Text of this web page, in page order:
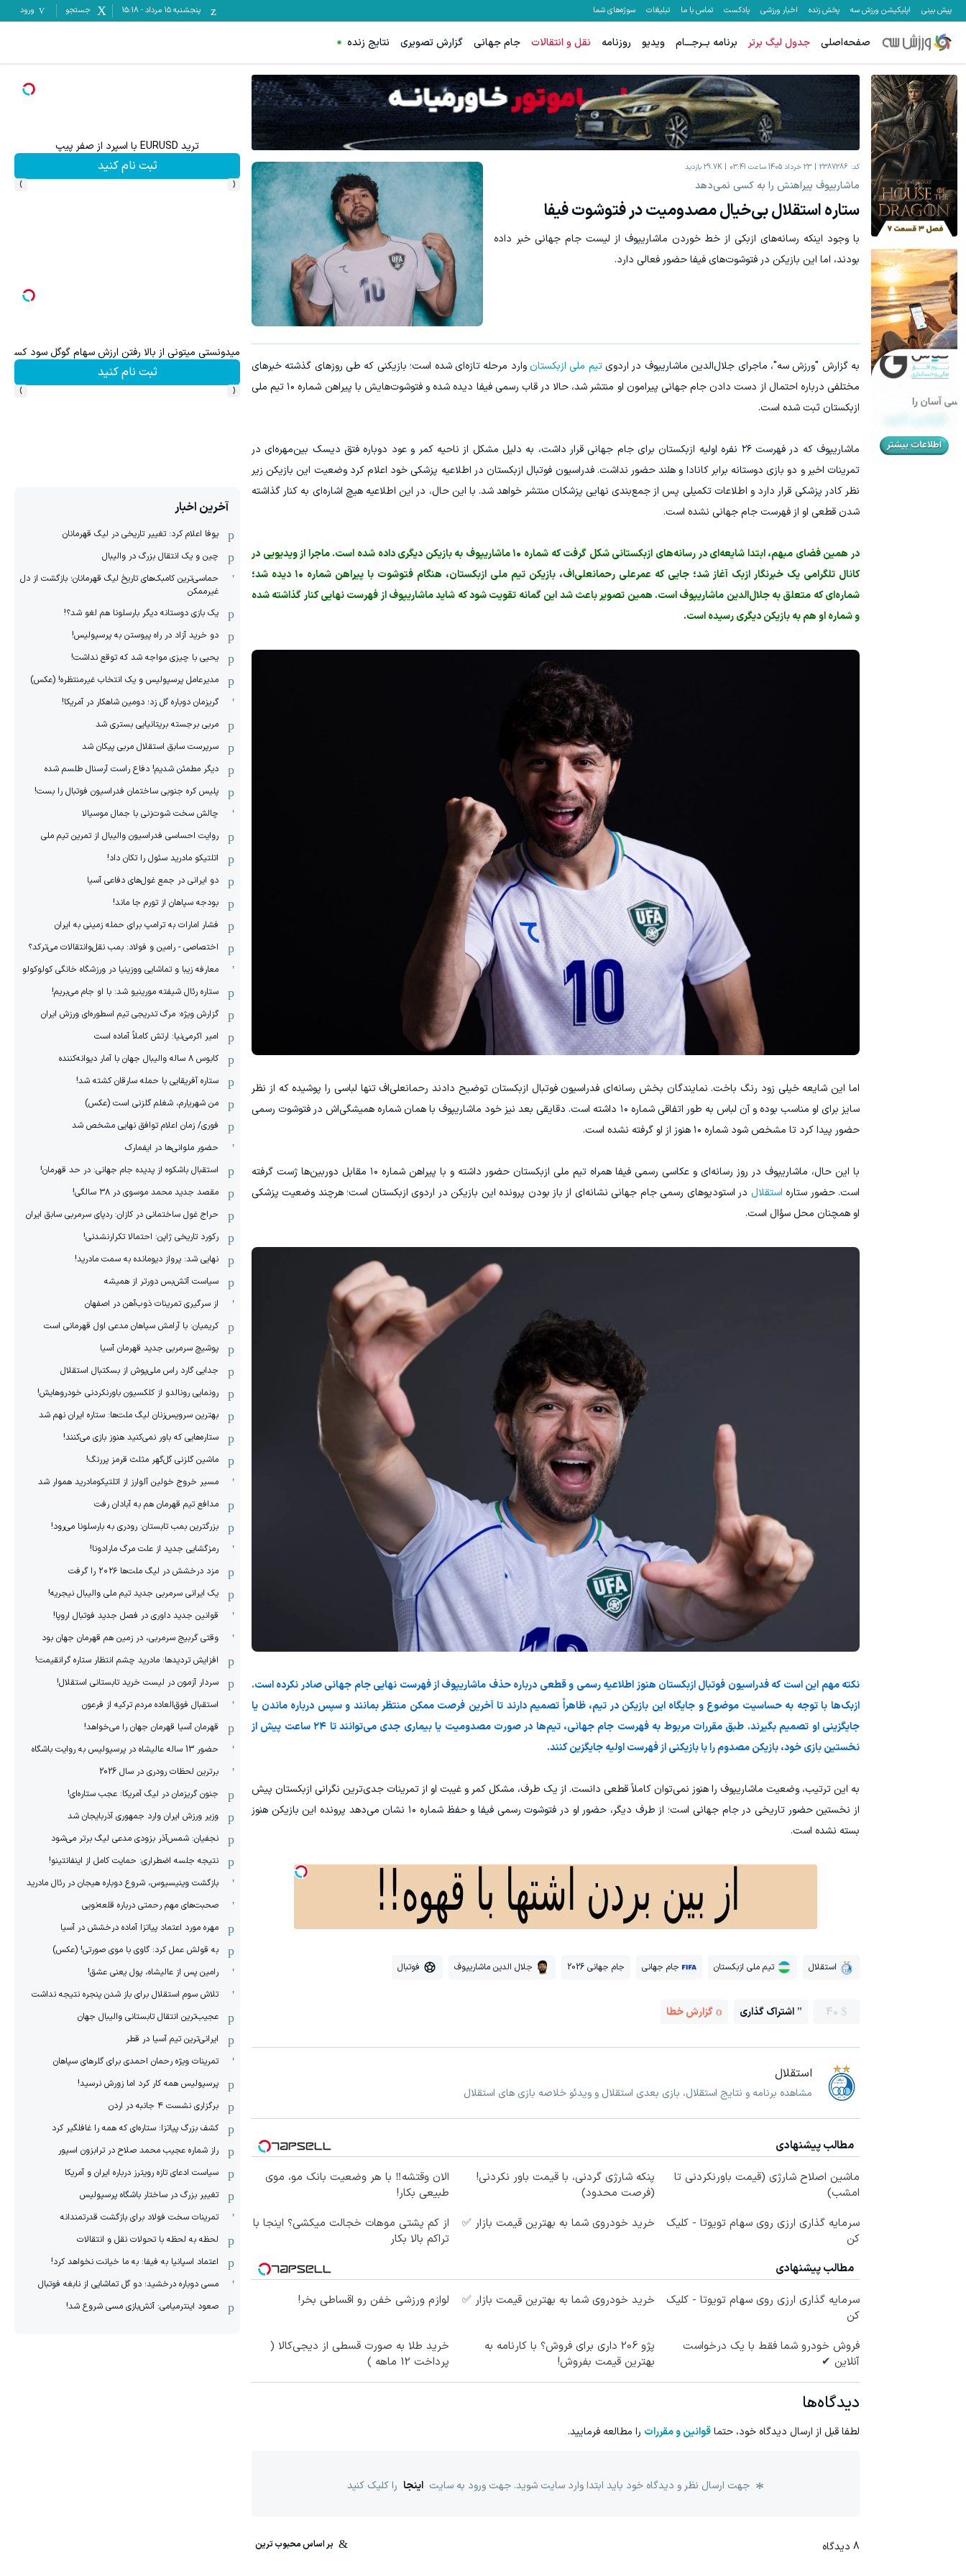
پیش بینی اپلیکیشن ورزش سه پخش زنده اخبار ورزشی پادکست تماس با ما تبلیغات سوژه‌های شما پنجشنبه ۱۵ مرداد -
15:18 جستجو ورود
صفحه‌اصلی جدول لیگ برتر برنامه بــرجـــام ویدیو روزنامه نقل و انتقالات جام جهانی گزارش تصویری نتایج زنده
کد: 2387286 23 خرداد 1405 ساعت 03:41 29.7K بازدید
ماشاریپوف پیراهنش را به کسی نمی‌دهد
ستاره استقلال بی‌خیال مصدومیت در فتوشوت فیفا
با وجود اینکه رسانه‌های ازبکی از خط خوردن ماشاریپوف از لیست جام جهانی خبر داده
بودند، اما این بازیکن در فتوشوت‌های فیفا حضور فعالی دارد.
به گزارش "ورزش سه"، ماجرای جلال‌الدین ماشاریپوف در اردویتیم ملی ازبکستانوارد مرحله تازه‌ای شده است؛ بازیکنی که طی روزهای گذشته خبرهای
مختلفی درباره احتمال از دست دادن جام جهانی پیرامون او منتشر شد، حالا در قاب رسمی فیفا دیده شده و فتوشوت‌هایش با پیراهن شماره ۱۰ تیم ملی
ازبکستان ثبت شده است.
ماشاریپوف که در فهرست ۲۶ نفره اولیه ازبکستان برای جام جهانی قرار داشت، به دلیل مشکل از ناحیه کمر و عود دوباره فتق دیسک بین‌مهره‌ای در
تمرینات اخیر و دو بازی دوستانه برابر کانادا و هلند حضور نداشت. فدراسیون فوتبال ازبکستان در اطلاعیه پزشکی خود اعلام کرد وضعیت این بازیکن زیر
نظر کادر پزشکی قرار دارد و اطلاعات تکمیلی پس از جمع‌بندی نهایی پزشکان منتشر خواهد شد. با این حال، در این اطلاعیه هیچ اشاره‌ای به کنار گذاشته
شدن قطعی او از فهرست جام جهانی نشده است.
در همین فضای مبهم، ابتدا شایعه‌ای در رسانه‌های ازبکستانی شکل گرفت که شماره ۱۰ ماشاریپوف به بازیکن دیگری داده شده است. ماجرا از ویدیویی در
کانال تلگرامی یک خبرنگار ازبک آغاز شد؛ جایی که عمرعلی رحمانعلی‌اف، بازیکن تیم ملی ازبکستان، هنگام فتوشوت با پیراهن شماره ۱۰ دیده شد؛
شماره‌ای که متعلق به جلال‌الدین ماشاریپوف است. همین تصویر باعث شد این گمانه تقویت شود که شاید ماشاریپوف از فهرست نهایی کنار گذاشته شده
و شماره او هم به بازیکن دیگری رسیده است.
اما این شایعه خیلی زود رنگ باخت. نمایندگان بخش رسانه‌ای فدراسیون فوتبال ازبکستان توضیح دادند رحمانعلی‌اف تنها لباسی را پوشیده که از نظر
سایز برای او مناسب بوده و آن لباس به طور اتفاقی شماره ۱۰ داشته است. دقایقی بعد نیز خود ماشاریپوف با همان شماره همیشگی‌اش در فتوشوت رسمی
حضور پیدا کرد تا مشخص شود شماره ۱۰ هنوز از او گرفته نشده است.
با این حال، ماشاریپوف در روز رسانه‌ای و عکاسی رسمی فیفا همراه تیم ملی ازبکستان حضور داشته و با پیراهن شماره ۱۰ مقابل دوربین‌ها ژست گرفته
است. حضور ستاره استقلال در استودیوهای رسمی جام جهانی نشانه‌ای از باز بودن پرونده این بازیکن در اردوی ازبکستان است؛ هرچند وضعیت پزشکی
او همچنان محل سؤال است.
نکته مهم این است که فدراسیون فوتبال ازبکستان هنوز اطلاعیه رسمی و قطعی درباره حذف ماشاریپوف از فهرست نهایی جام جهانی صادر نکرده است.
ازبک‌ها با توجه به حساسیت موضوع و جایگاه این بازیکن در تیم، ظاهراً تصمیم دارند تا آخرین فرصت ممکن منتظر بمانند و سپس درباره ماندن یا
جایگزینی او تصمیم بگیرند. طبق مقررات مربوط به فهرست جام جهانی، تیم‌ها در صورت مصدومیت یا بیماری جدی می‌توانند تا ۲۴ ساعت پیش از
نخستین بازی خود، بازیکن مصدوم را با بازیکنی از فهرست اولیه جایگزین کنند.
به این ترتیب، وضعیت ماشاریپوف را هنوز نمی‌توان کاملاً قطعی دانست. از یک طرف، مشکل کمر و غیبت او از تمرینات جدی‌ترین نگرانی ازبکستان پیش
از نخستین حضور تاریخی در جام جهانی است؛ از طرف دیگر، حضور او در فتوشوت رسمی فیفا و حفظ شماره ۱۰ نشان می‌دهد پرونده این بازیکن هنوز
بسته نشده است.
استقلال تیم ملی ازبکستان جام جهانی جام جهانی 2026 جلال الدین ماشاریپوف فوتبال
40 اشتراک گذاری گزارش خطا
استقلال
مشاهده برنامه و نتایج استقلال، بازی بعدی استقلال و ویدئو خلاصه بازی های استقلال
مطالب پیشنهادی
ماشین اصلاح شارژی (قیمت باورنکردنی تا
امشب)
پنکه شارژی گردنی، با قیمت باور نکردنی!
(فرصت محدود)
الان وقتشه‼️ با هر وضعیت بانک مو، موی
طبیعی بکار!
سرمایه گذاری ارزی روی سهام تویوتا - کلیک
کن
خرید خودروی شما به بهترین قیمت بازار ✅
از کم پشتی موهات خجالت میکشی؟ اینجا با
تراکم بالا بکار
مطالب پیشنهادی
سرمایه گذاری ارزی روی سهام تویوتا - کلیک
کن
خرید خودروی شما به بهترین قیمت بازار ✅ لوازم ورزشی خفن رو اقساطی بخر!
فروش خودرو شما فقط با یک درخواست
آنلاین ✔
پژو 206 داری برای فروش؟ با کارنامه به
بهترین قیمت بفروش!
خرید طلا به صورت قسطی از دیجی‌کالا (
پرداخت 12 ماهه )
دیدگاه‌ها
لطفا قبل از ارسال دیدگاه خود، حتماقوانین و مقررات را مطالعه فرمایید.
جهت ارسال نظر و دیدگاه خود باید ابتدا وارد سایت شوید. جهت ورود به سایت اینجا را کلیک کنید
8 دیدگاه
میدونستی میتونی از بالا رفتن ارزش سهام گوگل سود کسب کنی؟
ثبت نام کنید
۵۰ درصد کش بک در حساب معاملاتی ecn بروکر اینوسلو ترید XAUUSD با اسپرد از صفر پیپ
ثبت نام کنید
ترید EURUSD با اسپرد از صفر پیپ
ثبت نام کنید
‹
›
سرمایه گذاری ارزی روی سهام تویوتا - کلیک کن
ثبت نام کنید ثبت نام کنید ثبت نام کنید
میدونستی میتونی از بالا رفتن ارزش سهام گوگل سود کسب
ثبت نام کنید
‹
›
آخرین اخبار
یوفا اعلام کرد: تغییر تاریخی در لیگ قهرمانان
چین و یک انتقال بزرگ در والیبال
حماسی‌ترین کامبک‌های تاریخ لیگ قهرمانان؛ بازگشت از دل
غیرممکن
یک بازی دوستانه دیگر بارسلونا هم لغو شد؟!
دو خرید آزاد در راه پیوستن به پرسپولیس!
یحیی با چیزی مواجه شد که توقع نداشت!
مدیرعامل پرسپولیس و یک انتخاب غیرمنتظره! (عکس)
گریزمان دوباره گل زد؛ دومین شاهکار در آمریکا!
مربی برجسته بریتانیایی بستری شد
سرپرست سابق استقلال مربی پیکان شد
دیگر مطمئن شدیم! دفاع راست آرسنال طلسم شده
پلیس کره ‌جنوبی ساختمان فدراسیون فوتبال را بست!
چالش سخت شوت‌زنی با جمال موسیالا
روایت احساسی فدراسیون والیبال از تمرین تیم ملی
اتلتیکو مادرید سئول را تکان داد!
دو ایرانی در جمع غول‌های دفاعی آسیا
بودجه سپاهان از تورم جا ماند!
فشار امارات به ترامپ برای حمله زمینی به ایران
اختصاصی - رامین و فولاد: بمب نقل‌و‌انتقالات می‌ترکد؟
معارفه زیبا و تماشایی ووزینیا در ورزشگاه خانگی کولوکولو
ستاره رئال شیفته مورینیو شد: با او جام می‌بریم!
گزارش ویژه: مرگ تدریجی تیم اسطوره‌ای ورزش ایران
امیر اکرمی‌نیا: ارتش کاملاً آماده است
کابوس ۸ ساله والیبال جهان با آمار دیوانه‌کننده
ستاره آفریقایی با حمله سارقان کشته شد!
من شهریارم، شغلم گلزنی است (عکس)
فوری/ زمان اعلام توافق نهایی مشخص شد
حضور ملوانی‌ها در ایفمارک
استقبال باشکوه از پدیده جام جهانی: در حد قهرمان!
مقصد جدید محمد موسوی در ٣٨ سالگی!
حراج غول ساختمانی در کازان: ردپای سرمربی سابق ایران
رکورد تاریخی ژاپن: احتمالا تکرارنشدنی!
نهایی شد: پرواز دیومانده به سمت مادرید!
سیاست آتش‌بس دورتر از همیشه
از سرگیری تمرینات ذوب‌آهن در اصفهان
کریمیان: با آرامش سپاهان مدعی اول قهرمانی است
پوشیچ سرمربی جدید قهرمان آسیا
جدایی گارد راس ملی‌پوش از بسکتبال استقلال
رونمایی رونالدو از کلکسیون باورنکردنی خودروهایش!
بهترین سرویس‌زنان لیگ ملت‌ها: ستاره ایران نهم شد
ستاره‌هایی که باور نمی‌کنید هنوز بازی می‌کنند!
ماشین گلزنی گل‌گهر مثلث قرمز پررنگ!
مسیر خروج خولین آلوارز از اتلتیکومادرید هموار شد
مدافع تیم قهرمان هم به آبادان رفت
بزرگترین بمب تابستان: رودری به بارسلونا می‌رود!
رمزگشایی جدید از علت مرگ مارادونا!
مزد درخشش در لیگ ملت‌ها ٢٠٢۶ را گرفت
یک ایرانی سرمربی جدید تیم ملی والیبال نیجریه!
قوانین جدید داوری در فصل جدید فوتبال اروپا!
وقتی گربیج سرمربی، در زمین هم قهرمان جهان بود
افزایش تردیدها: مادرید چشم انتظار ستاره گرانقیمت!
سردار آزمون در لیست خرید تابستانی استقلال!
استقبال فوق‌‌العاده مردم ترکیه از فرعون
قهرمان آسیا قهرمان جهان را می‌خواهد!
حضور 13 ساله عالیشاه در پرسپولیس به روایت باشگاه
برترین لحظات رودری در سال 2026
جنون گریزمان در لیگ آمریکا: عجب ستاره‌ای!
وزیر ورزش ایران وارد جمهوری آذربایجان شد
نجفیان: شمس‌آذر بزودی مدعی لیگ برتر می‌شود
نتیجه جلسه اضطراری: حمایت کامل از اینفانتینو!
بازگشت وینیسیوس، شروع دوباره هیجان در رئال مادرید
صحبت‌های مهم رحمتی درباره قلعه‌نویی
مهره مورد اعتماد پیاتزا آماده درخشش در آسیا
به قولش عمل کرد: گاوی با موی صورتی! (عکس)
رامین پس از عالیشاه، پول یعنی عشق!
تلاش سوم استقلال برای باز شدن پنجره نتیجه نداشت
عجیب‌ترین انتقال تابستانی والیبال جهان
ایرانی‌ترین تیم آسیا در قطر
تمرینات ویژه رحمان احمدی برای گلرهای سپاهان
پرسپولیس همه کار کرد اما زورش نرسید!
برگزاری نشست ۴ جانبه در اردن
کشف بزرگ پیاتزا: ستاره‌ای که همه را غافلگیر کرد
راز شماره عجیب محمد صلاح در ترابزون اسپور
سیاست ادعای تازه رویترز درباره ایران و آمریکا
تغییر بزرگ در ساختار باشگاه پرسپولیس
تمرینات سخت فولاد برای بازگشت قدرتمندانه
لحظه به لحظه با تحولات نقل و انتقالات
اعتماد اسپانیا به فیفا: به ما خیانت نخواهد کرد!
مسی دوباره درخشید؛ دو گل تماشایی از نابغه فوتبال
صعود اینترمیامی: آتش‌بازی مسی شروع شد!